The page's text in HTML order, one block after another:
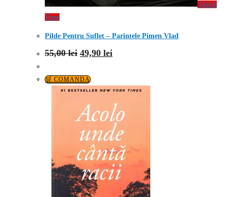
Quick
View
Pilde Pentru Suflet – Parintele Pimen Vlad
55,00lei Prețul
inițial
fost:
55,00 lei.
49,90 lei
curent
🛒 COMANDA